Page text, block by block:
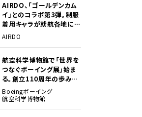
AIRDO、「ゴールデンカム
イ」とのコラボ第3弾。制服
着用キャラが就航各地に登
場
AIRDO
航空科学博物館で「世界を
つなぐボーイング展」始ま
る。創立110周年の歩みを
貴重な資料でたどる
Boeingボーイング
航空科学博物館